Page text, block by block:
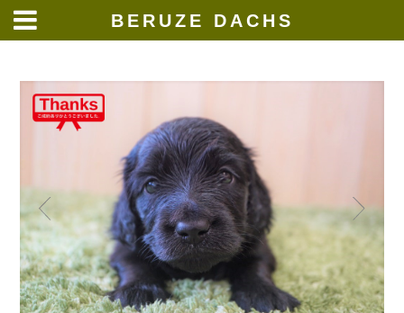
content
BERUZE DACHS